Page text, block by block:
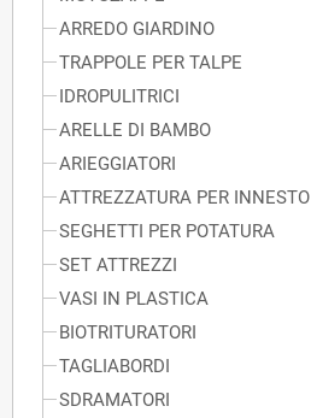
ARREDO GIARDINO
TRAPPOLE PER TALPE
IDROPULITRICI
ARELLE DI BAMBO
ARIEGGIATORI
ATTREZZATURA PER INNESTO
SEGHETTI PER POTATURA
SET ATTREZZI
VASI IN PLASTICA
BIOTRITURATORI
TAGLIABORDI
SDRAMATORI